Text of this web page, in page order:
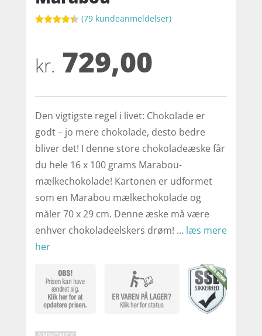
baseret
på
kundebedø
(79 kundeanmeldelser)
kr. 729,00
Den vigtigste regel i livet: Chokolade er
godt – jo mere chokolade, desto bedre
bliver det! I denne store chokoladeæske får
du hele 16 x 100 grams Marabou-
mælkechokolade! Kartonen er udformet
som en Marabou mælkechokolade og
måler 70 x 29 cm. Denne æske må være
enhver chokoladeelskers drøm! … læs mere
her